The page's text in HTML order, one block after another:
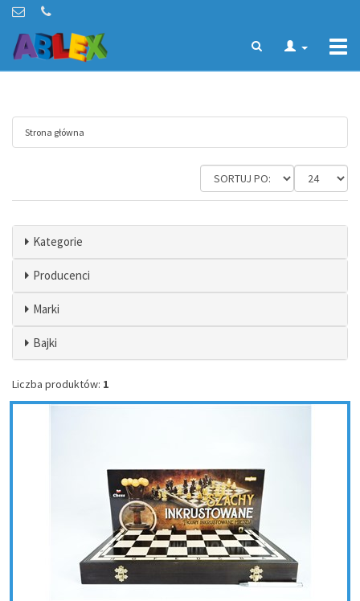
Strona główna
Kategorie
Producenci
Marki
Bajki
Liczba produktów: 1